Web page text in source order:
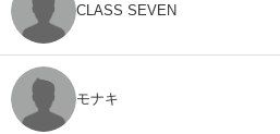
CLASS SEVEN
モナキ